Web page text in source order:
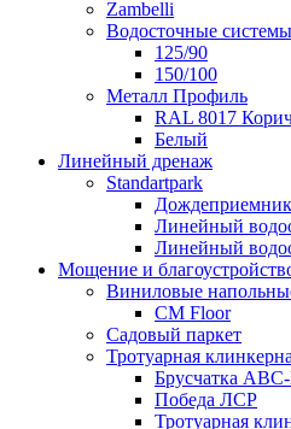
Zambelli
Водосточные
125/90
150/100
Металл Профиль
RAL 8017
Белый
Линейный дренаж
Standartpark
Линейный
Линейный
Мощение и
Виниловые
CM Floor
Садовый паркет
Тротуарная
Брусчатка
Победа ЛСР
Тротуарная